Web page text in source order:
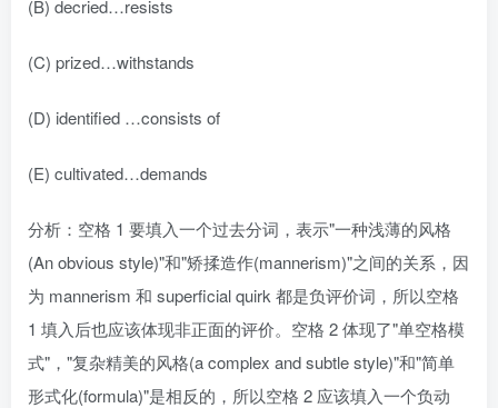
(B) decried…resists
(C) prized…withstands
(D) identified …consists of
(E) cultivated…demands
分析：空格 1 要填入一个过去分词，表示"一种浅薄的风格
(An obvious style)"和"矫揉造作(mannerism)"之间的关系，因
为 mannerism 和 superficial quirk 都是负评价词，所以空格
1 填入后也应该体现非正面的评价。空格 2 体现了"单空格模
式"，"复杂精美的风格(a complex and subtle style)"和"简单
形式化(formula)"是相反的，所以空格 2 应该填入一个负动